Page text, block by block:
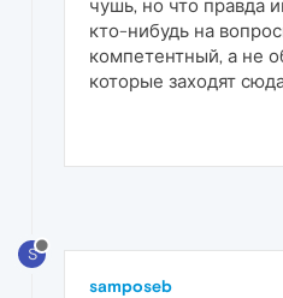
чушь, но что правда
кто-нибудь на
компетентный, а не
которые заходят
S
samposeb